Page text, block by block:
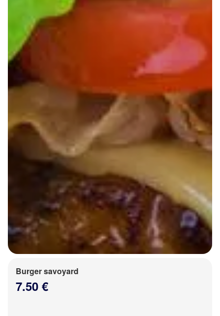
Burger savoyard
7.50 €